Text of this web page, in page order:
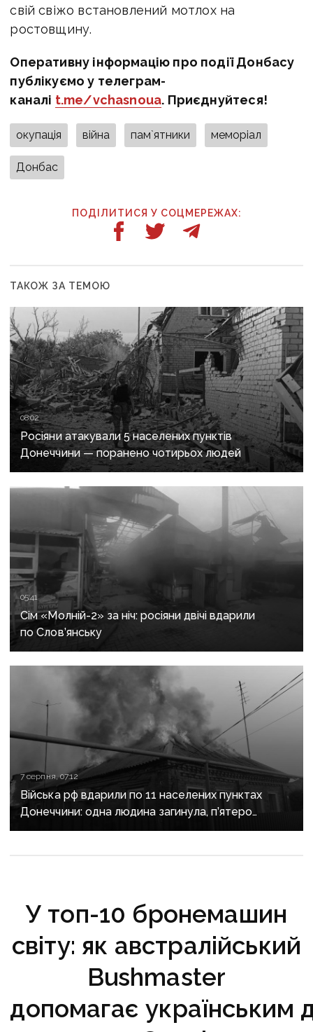
свій свіжо встановлений мотлох на
ростовщину.
Оперативну інформацію про події Донбасу
публікуємо у телеграм-
каналі t.me/vchasnoua. Приєднуйтеся!
окупація війна пам`ятники меморіал
Донбас
ПОДІЛИТИСЯ У СОЦМЕРЕЖАХ:
ТАКОЖ ЗА ТЕМОЮ
08:02
Росіяни атакували 5 населених пунктів
Донеччини — поранено чотирьох людей
05:41
Сім «Молній-2» за ніч: росіяни двічі вдарили
по Слов’янську
7 серпня, 07:12
Війська рф вдарили по 11 населених пунктах
Донеччини: одна людина загинула, п’ятеро
поранені
У топ-10 бронемашин
світу: як австралійський
Bushmaster
допомагає українським